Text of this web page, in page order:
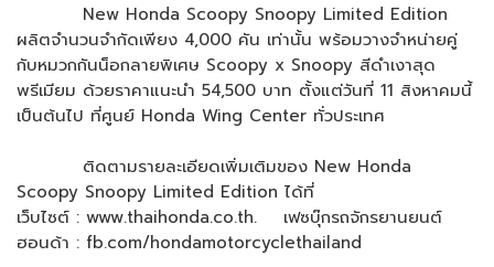
New Honda Scoopy Snoopy Limited Edition
ผลิตจำนวนจำกัดเพียง 4,000 คัน เท่านั้น พร้อมวางจำหน่ายคู่
กับหมวกกันน็อกลายพิเศษ Scoopy x Snoopy สีดำเงาสุด
พรีเมียม ด้วยราคาแนะนำ 54,500 บาท ตั้งแต่วันที่ 11 สิงหาคมนี้
เป็นต้นไป ที่ศูนย์ Honda Wing Center ทั่วประเทศ
ติดตามรายละเอียดเพิ่มเติมของ New Honda
Scoopy Snoopy Limited Edition ได้ที่
เว็บไซต์ : www.thaihonda.co.th. เฟซบุ๊กรถจักรยานยนต์
ฮอนด้า : fb.com/hondamotorcyclethailand